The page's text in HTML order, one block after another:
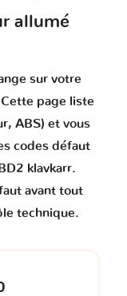
allumé
sur votre
Cette page liste
ABS) et vous
codes défaut
klavkarr.
avant tout
technique.